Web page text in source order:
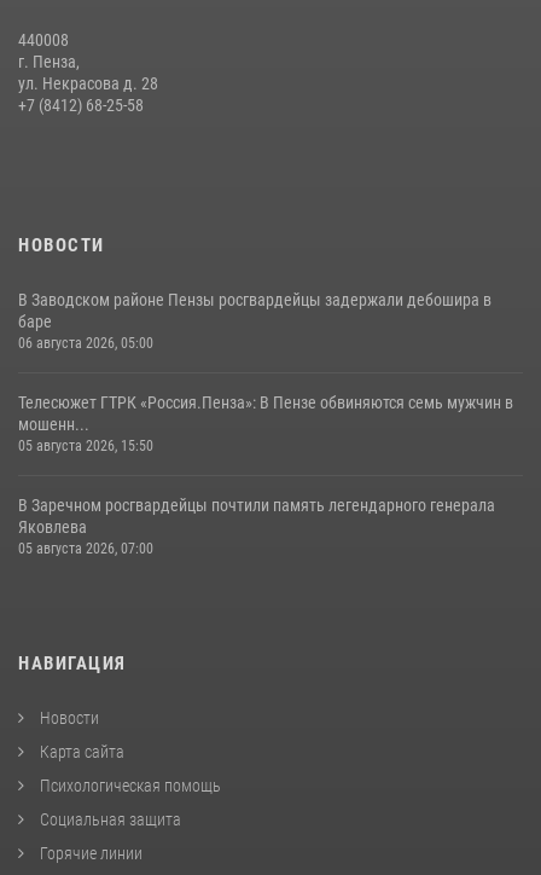
11 июля 2026, 10:00
В Пензе сотрудники Росгвардии обезвредили артиллерийский
440008
г. Пенза,
ул. Некрасова д. 28
+7 (8412) 68-25-58
НОВОСТИ
В Заводском районе Пензы росгвардейцы задержали дебошира в
баре
06 августа 2026, 05:00
Телесюжет ГТРК «Россия.Пенза»: В Пензе обвиняются семь мужчин в
мошенн...
05 августа 2026, 15:50
В Заречном росгвардейцы почтили память легендарного генерала
Яковлева
05 августа 2026, 07:00
НАВИГАЦИЯ
Новости
Карта сайта
Психологическая помощь
Социальная защита
Горячие линии